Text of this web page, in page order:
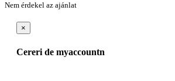
Nem érdekel az ajánlat
×
Cereri de myaccountn